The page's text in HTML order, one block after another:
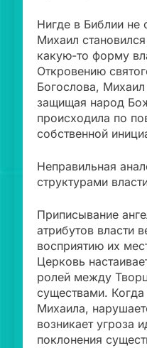
Нигде в Библии не
Михаил
какую-то форму
Откровению
Богослова,
защищая народ
происходила по
собственной
Неправильная
структурами
Приписывание
атрибутов власти
восприятию их
Церковь
ролей между
существами. Когда
Михаила,
возникает угроза
поклонения